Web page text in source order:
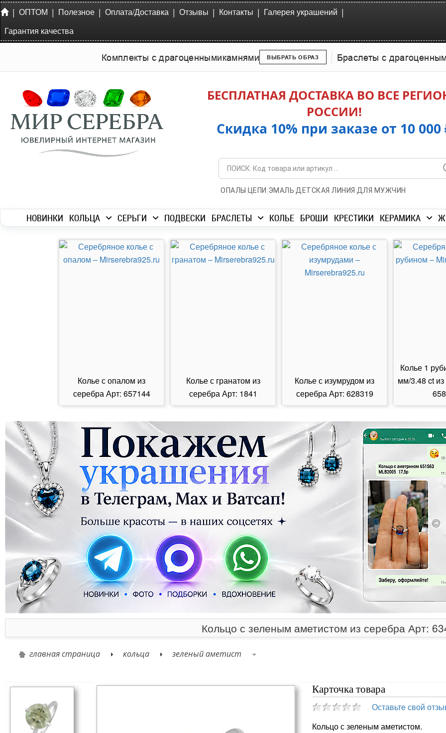
| ОПТОМ | Полезное | Оплата/Доставка | Отзывы | Контакты | Галерея украшений |
Гарантия качества
Комплекты с драгоценнымикамнями ВЫБРАТЬ ОБРАЗ Браслеты с
БЕСПЛАТНАЯ ДОСТАВКА ВО ВСЕ
РОССИИ!
Скидка 10% при заказе от 10 000
ОПАЛЫ | ЦЕПИ |ЭМАЛЬ|ДЕТСКАЯ ЛИНИЯ |ДЛЯ МУЖЧИН
НОВИНКИ КОЛЬЦА СЕРЬГИ ПОДВЕСКИ БРАСЛЕТЫ КОЛЬЕ БРОШИ КРЕСТИКИ КЕРАМИКА
Колье с опалом из
серебра Арт: 657144
Колье с гранатом из
серебра Арт: 1841
Колье с изумрудом из
серебра Арт: 628319
Колье 1
мм/3.48 ct
Кольцо с зеленым аметистом из серебра Арт:
главная страница кольца зеленый аметист
Карточка товара
Оставьте свой
Кольцо с зеленым аметистом.